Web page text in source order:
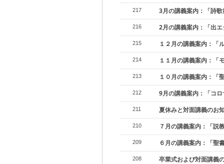
217 3月の講義案内：「詩
216 2月の講義案内：「出
215 １２月の講義案内：「
214 １１月の講義案内：「
213 １０月の講義案内：「
212 9月の講義案内：「コ
211 夏休みと対面講義のお
210 ７月の講義案内：「説
209 ６月の講義案内：「聖
208 卒業式および対面講義